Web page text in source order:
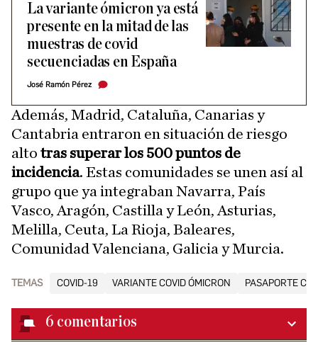
La variante ómicron ya está
presente en la mitad de las
muestras de covid
secuenciadas en España
José Ramón Pérez
Además, Madrid, Cataluña, Canarias y
Cantabria entraron en situación de riesgo
alto tras superar los 500 puntos de
incidencia. Estas comunidades se unen así al
grupo que ya integraban Navarra, País
Vasco, Aragón, Castilla y León, Asturias,
Melilla, Ceuta, La Rioja, Baleares,
Comunidad Valenciana, Galicia y Murcia.
TEMAS COVID-19 VARIANTE COVID ÓMICRON PASAPORTE
6 comentarios